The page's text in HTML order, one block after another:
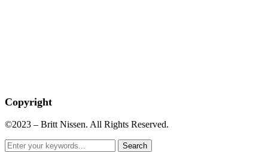
Copyright
©2023 – Britt Nissen. All Rights Reserved.